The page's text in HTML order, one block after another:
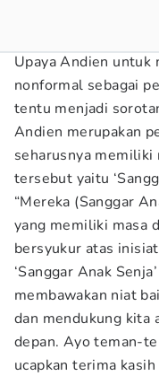
Upaya Andien untuk
nonformal sebagai
tentu menjadi
Andien merupakan
seharusnya memiliki
tersebut yaitu
“Mereka (Sanggar
yang memiliki masa
bersyukur atas
‘Sanggar Anak
membawakan niat
dan mendukung kita
depan. Ayo teman-
ucapkan terima